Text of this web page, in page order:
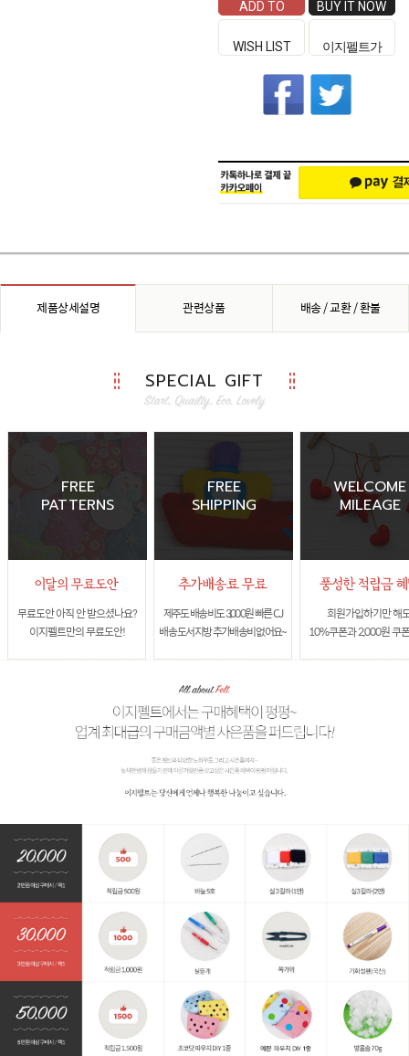
ADD TO
CART
BUY IT NOW
WISH LIST 이지펠트가
좋은 이유
제품상세설명 관련상품 배송 / 교환 / 환불
SPECIAL GIFT
FREE
PATTERNS
무료도안 아직 안 받으셨나요?
이지펠트만의 무료도안!
FREE
SHIPPING
제주도 배송비도 3,000원 빠른 CJ
배송 도서지방 추가배송비 없어요~
WELCOME
MILEAGE
회원가입하기만 해
10%쿠폰과 2,000원 쿠